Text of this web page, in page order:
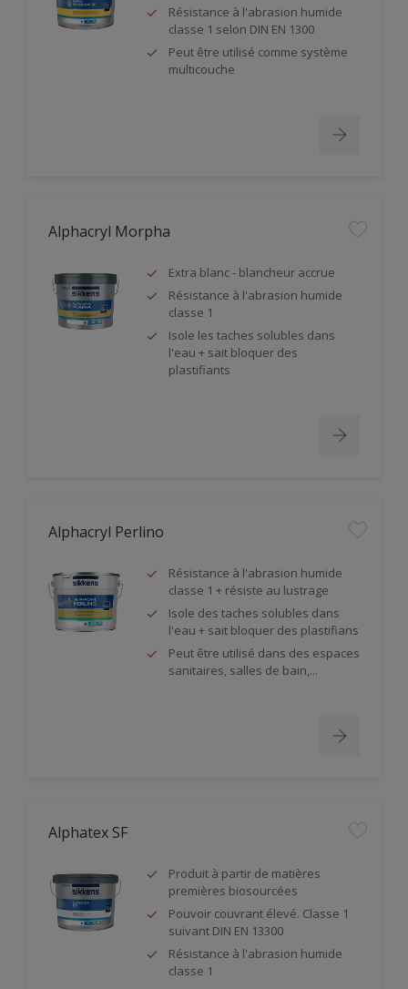
Résistance à l'abrasion humide
classe 1 selon DIN EN 1300
Peut être utilisé comme système
multicouche
Alphacryl Morpha
Extra blanc - blancheur accrue
Résistance à l'abrasion humide
classe 1
Isole les taches solubles dans
l'eau + sait bloquer des
plastifiants
Alphacryl Perlino
Résistance à l'abrasion humide
classe 1 + résiste au lustrage
Isole des taches solubles dans
l'eau + sait bloquer des plastifians
Peut être utilisé dans des espaces
sanitaires, salles de bain,...
Alphatex SF
Produit à partir de matières
premières biosourcées
Pouvoir couvrant élevé. Classe 1
suivant DIN EN 13300
Résistance à l'abrasion humide
classe 1